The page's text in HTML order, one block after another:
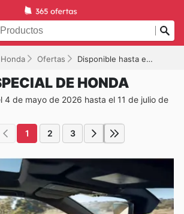
Ofertas Disponible hasta el 11/07/2026
DE HONDA
4 de mayo de 2026 hasta el 11 de julio de
1 2 3